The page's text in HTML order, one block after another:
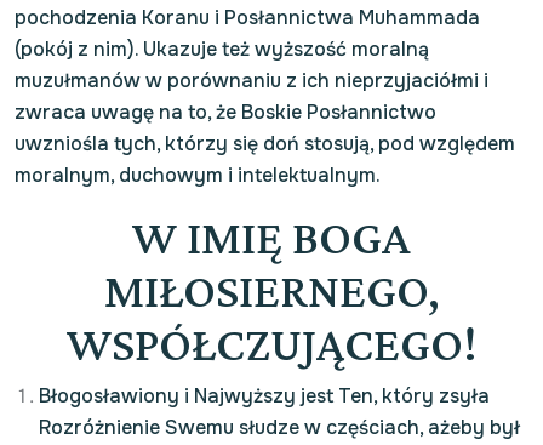
pochodzenia Koranu i Posłannictwa Muhammada
(pokój z nim). Ukazuje też wyższość moralną
muzułmanów w porównaniu z ich nieprzyjaciółmi i
zwraca uwagę na to, że Boskie Posłannictwo
uwzniośla tych, którzy się doń stosują, pod względem
moralnym, duchowym i intelektualnym.
W IMIĘ BOGA
MIŁOSIERNEGO,
WSPÓŁCZUJĄCEGO!
Błogosławiony i Najwyższy jest Ten, który zsyła
Rozróżnienie Swemu słudze w częściach, ażeby był